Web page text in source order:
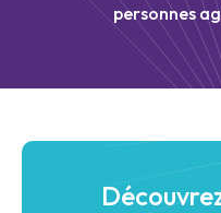
personnes